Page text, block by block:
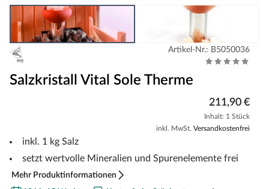
Artikel-Nr.: B5050036
Salzkristall Vital Sole Therme
211,90 €
Inhalt: 1 Stück
inkl. MwSt. Versandkostenfrei
inkl. 1 kg Salz
setzt wertvolle Mineralien und Spurenelemente frei
Mehr Produktinformationen